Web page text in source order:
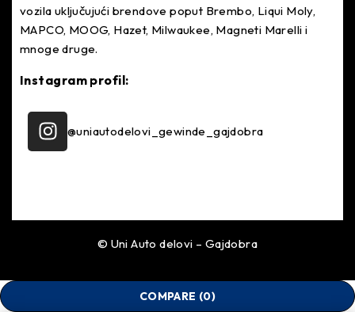
vozila uključujući brendove poput Brembo, Liqui Moly,
MAPCO, MOOG, Hazet, Milwaukee, Magneti Marelli i
mnoge druge.
Instagram profil:
@uniautodelovi_gewinde_gajdobra
© Uni Auto delovi – Gajdobra
COMPARE (0)